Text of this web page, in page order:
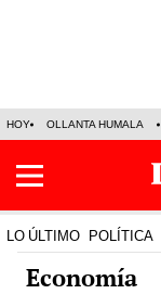
HOY OLLANTA HUMALA
LO ÚLTIMO POLÍTICA
Economía